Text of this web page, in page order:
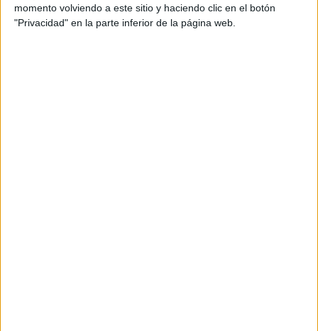
momento volviendo a este sitio y haciendo clic en el botón
"Privacidad" en la parte inferior de la página web.
Lee también:Quién fue el Hombre de Tollund, la momia
más famosa de Europa.